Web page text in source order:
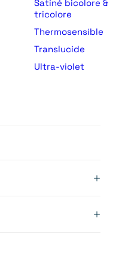
Satiné bicolore &
tricolore
Thermosensible
Translucide
Ultra-violet